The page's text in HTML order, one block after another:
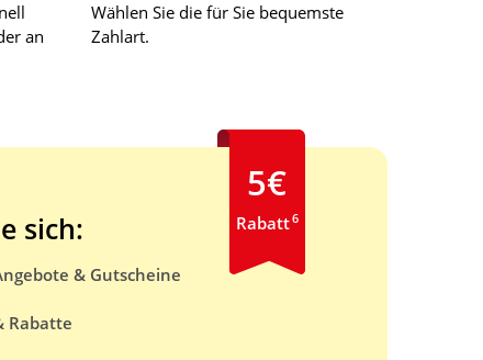
an
Wählen Sie die für Sie bequemste
Zahlart.
sich:
& Gutscheine
Rabatte
5€
Rabatt6